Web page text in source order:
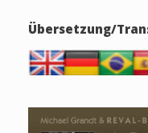
Übersetzung/